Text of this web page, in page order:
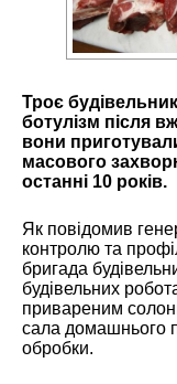
Троє
ботулізм після
вони
масового
останні 10 років.
Як повідомив
контролю та
бригада
будівельних
привареним
сала домашнього
обробки.